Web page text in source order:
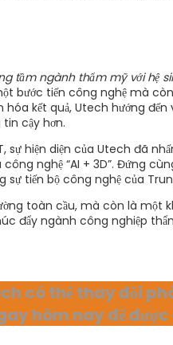
tầm ngành thẩm mỹ với hệ
bước tiến công nghệ mà
kết quả, Utech hướng
cậy hơn.
hiện diện của Utech đã
nghệ “AI + 3D”. Đứng
tiến bộ công nghệ của
toàn cầu, mà còn là một
đẩy ngành công nghiệp
có thể thay đổi
hôm nay để